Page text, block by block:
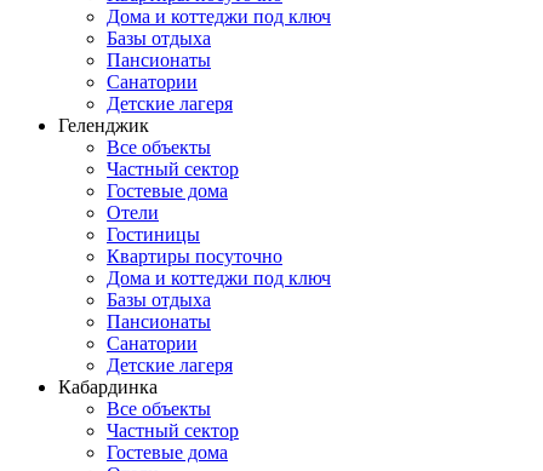
Дома и коттеджи под ключ
Базы отдыха
Пансионаты
Санатории
Детские лагеря
Геленджик
Все объекты
Частный сектор
Гостевые дома
Отели
Гостиницы
Квартиры посуточно
Дома и коттеджи под ключ
Базы отдыха
Пансионаты
Санатории
Детские лагеря
Кабардинка
Все объекты
Частный сектор
Гостевые дома